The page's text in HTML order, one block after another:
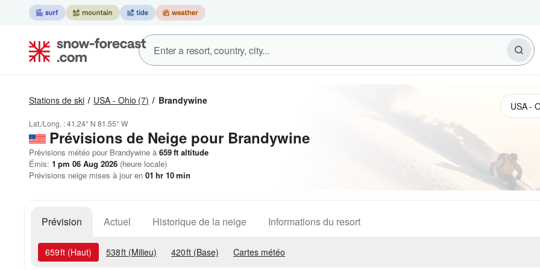
Stations de ski USA - Ohio (7) Brandywine
Lat./Long. :41.24° N 81.55° W
Prévisions de Neige pour Brandywine
Prévisions météo pour Brandywine à 659ft altitude
Émis: 1 pm 06 Aug 2026 (heure locale)
Prévisions neige mises à jour en 01 hr 10min
Prévision Actuel Historique de la neige Informations du resort
659ft (Haut) 538ft (Milieu) 420ft (Base) Cartes météo